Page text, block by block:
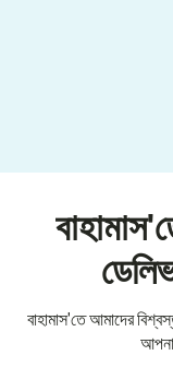
বাহামাস'তে আমাদের